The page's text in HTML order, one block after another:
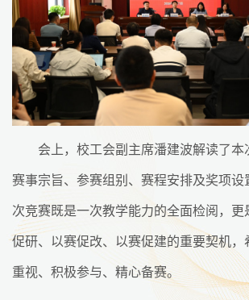
会上，校工会副主席潘建波解读了
赛事宗旨、参赛组别、赛程安排及奖项
次竞赛既是一次教学能力的全面检阅，
促研、以赛促改、以赛促建的重要契机
重视、积极参与、精心备赛。